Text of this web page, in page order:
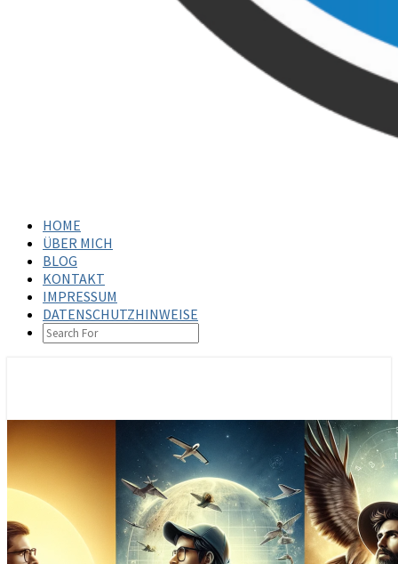
HOME
ÜBER MICH
BLOG
KONTAKT
IMPRESSUM
DATENSCHUTZHINWEISE
SEARCH
ICON